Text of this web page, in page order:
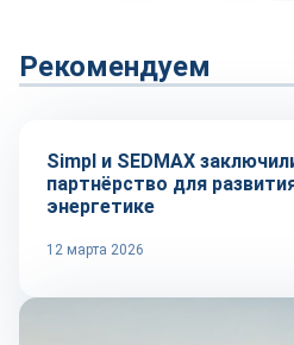
Рекомендуем
Технологии
Simpl и SEDMAX
партнёрство для
энергетике
12 марта 2026